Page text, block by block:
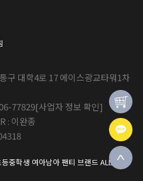
구 대학4로 17 에이스광교타워1차
77829[사업자 정보 확인]
: 이완종
중학생 여아남아 팬티 브랜드 ALL